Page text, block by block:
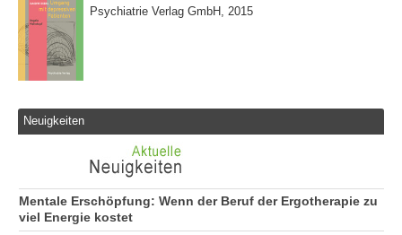
Psychiatrie Verlag GmbH, 2015
Neuigkeiten
Mentale Erschöpfung: Wenn der Beruf der Ergotherapie zu
viel Energie kostet